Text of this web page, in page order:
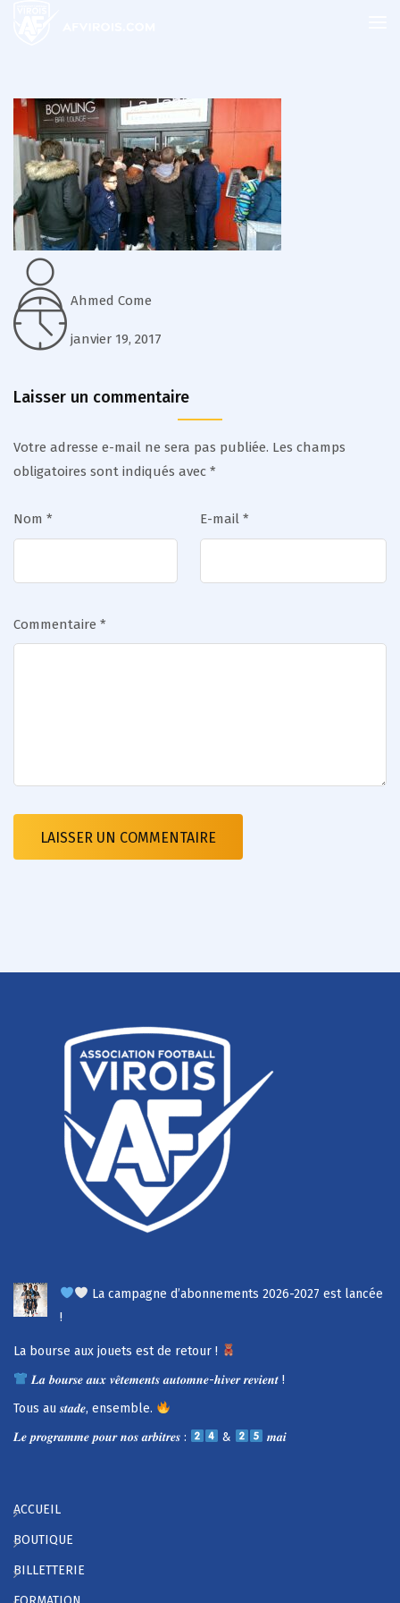
Ahmed Come
janvier 19, 2017
Laisser un commentaire
Votre adresse e-mail ne sera pas publiée. Les champs
obligatoires sont indiqués avec *
Nom * E-mail *
Commentaire *
La campagne d’abonnements 2026-2027 est lancée
!
La bourse aux jouets est de retour !
𝑳𝒂 𝒃𝒐𝒖𝒓𝒔𝒆 𝒂𝒖𝒙 𝒗𝒆̂𝒕𝒆𝒎𝒆𝒏𝒕𝒔 𝒂𝒖𝒕𝒐𝒎𝒏𝒆-𝒉𝒊𝒗𝒆𝒓 𝒓𝒆𝒗𝒊𝒆𝒏𝒕 !
Tous au 𝒔𝒕𝒂𝒅𝒆, ensemble.
𝑳𝒆 𝒑𝒓𝒐𝒈𝒓𝒂𝒎𝒎𝒆 𝒑𝒐𝒖𝒓 𝒏𝒐𝒔 𝒂𝒓𝒃𝒊𝒕𝒓𝒆𝒔 :
& 𝒎𝒂𝒊
ACCUEIL
BOUTIQUE
BILLETTERIE